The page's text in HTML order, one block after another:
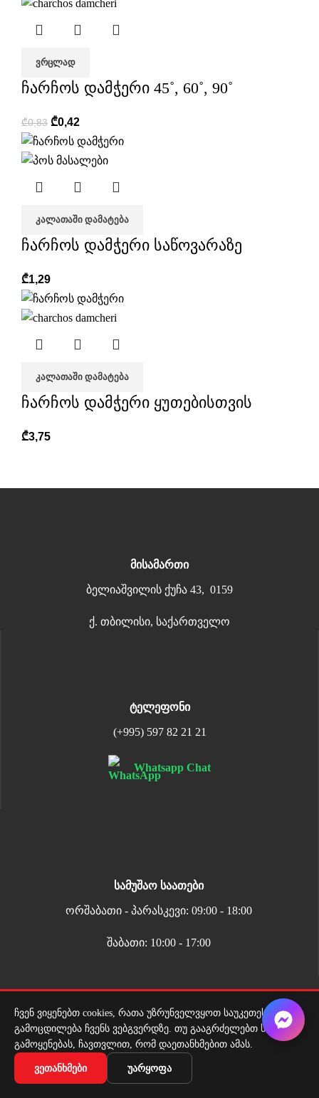
ᲕᲠᲪᲚᲐᲓ
ჩარჩოს დამჭერი 45˚, 60˚, 90˚
₾0,83 ₾0,42
ᲙᲐᲚᲐᲗᲐᲨᲘ ᲓᲐᲛᲐᲢᲔᲑᲐ
ჩარჩოს დამჭერი საწოვარაზე
₾1,29
ᲙᲐᲚᲐᲗᲐᲨᲘ ᲓᲐᲛᲐᲢᲔᲑᲐ
ჩარჩოს დამჭერი ყუთებისთვის
₾3,75
მისამართი
ბელიაშვილის ქუჩა 43, 0159
ქ. თბილისი, საქართველო
ტელეფონი
(+995) 597 82 21 21
Whatsapp Chat
სამუშაო საათები
ორშაბათი - პარასკევი: 09:00 - 18:00
შაბათი: 10:00 - 17:00
მიწოდების სერვისი
ადგილზე მიტანის სერვისი ყველგან საქართველოში
ჩვენ ვიყენებთ cookies, რათა უზრუნველვყოთ საუკეთესო
გამოცდილება ჩვენს ვებგვერდზე. თუ გააგრძელებთ საიტის
გამოყენებას, ჩავთვლით, რომ დაეთანხმებით ამას.
ᲕᲔᲗᲐᲜᲮᲛᲔᲑᲘ ᲣᲐᲠᲧᲝᲤᲐ